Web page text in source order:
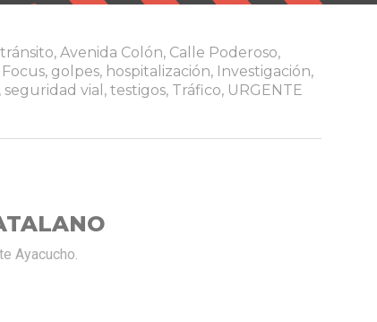
, Avenida Colón, Calle Poderoso,
, golpes, hospitalización, Investigación,
, seguridad vial , testigos, Tráfico, URGENTE
Ayacucho.